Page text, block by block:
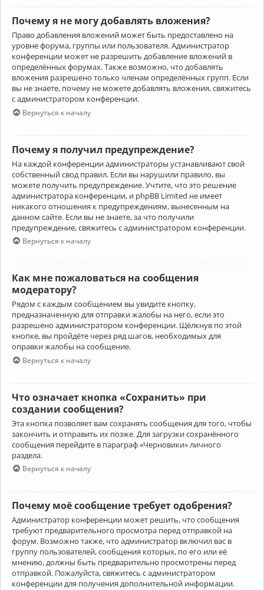
Почему я не могу добавлять вложения?
Право добавления вложений может быть предоставлено на
уровне форума, группы или пользователя. Администратор
конференции может не разрешить добавление вложений в
определённых форумах. Также возможно, что добавлять
вложения разрешено только членам определённых групп. Если
вы не знаете, почему не можете добавлять вложения, свяжитесь
с администратором конференции.
Вернуться к началу
Почему я получил предупреждение?
На каждой конференции администраторы устанавливают свой
собственный свод правил. Если вы нарушили правило, вы
можете получить предупреждение. Учтите, что это решение
администратора конференции, и phpBB Limited не имеет
никакого отношения к предупреждениям, вынесенным на
данном сайте. Если вы не знаете, за что получили
предупреждение, свяжитесь с администратором конференции.
Вернуться к началу
Как мне пожаловаться на сообщения
модератору?
Рядом с каждым сообщением вы увидите кнопку,
предназначенную для отправки жалобы на него, если это
разрешено администратором конференции. Щёлкнув по этой
кнопке, вы пройдёте через ряд шагов, необходимых для
оправки жалобы на сообщение.
Вернуться к началу
Что означает кнопка «Сохранить» при
создании сообщения?
Эта кнопка позволяет вам сохранять сообщения для того, чтобы
закончить и отправить их позже. Для загрузки сохранённого
сообщения перейдите в параграф «Черновики» личного
раздела.
Вернуться к началу
Почему моё сообщение требует одобрения?
Администратор конференции может решить, что сообщения
требуют предварительного просмотра перед отправкой на
форум. Возможно также, что администратор включил вас в
группу пользователей, сообщения которых, по его или её
мнению, должны быть предварительно просмотрены перед
отправкой. Пожалуйста, свяжитесь с администратором
конференции для получения дополнительной информации.